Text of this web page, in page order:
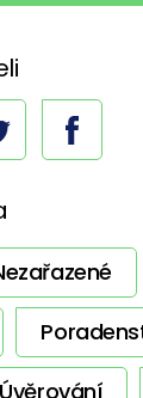
Úvěrování